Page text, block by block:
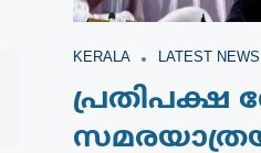
KERALA LATEST NEWS
പ്രതിപക്ഷ